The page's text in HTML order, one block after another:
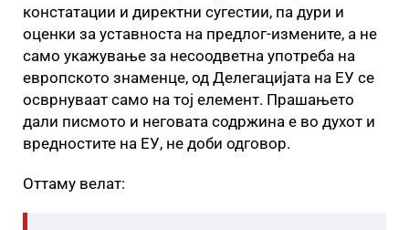
констатации и директни сугестии, па дури и
оценки за уставноста на предлог-измените, а не
само укажување за несоодветна употреба на
европското знаменце, од Делегацијата на ЕУ се
осврнуваат само на тој елемент. Прашањето
дали писмото и неговата содржина е во духот и
вредностите на ЕУ, не доби одговор.
Оттаму велат: